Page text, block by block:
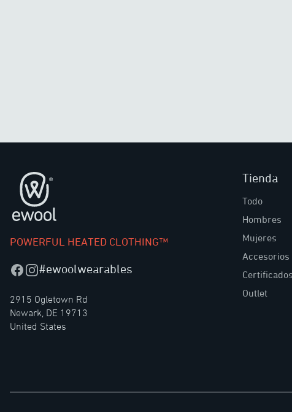
Pie de página
POWERFUL HEATED CLOTHING™
Facebook
Instagram
#ewoolwearables
2915 Ogletown Rd
Newark, DE 19713
United States
Tienda
Todo
Hombres
Mujeres
Accesorios
Outlet